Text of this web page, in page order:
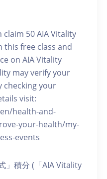
50 AIA Vitality
free class and
on AIA Vitality
may verify your
checking your
visit:
health-and-
your-health/my-
events
」積分 (「AIA Vitality